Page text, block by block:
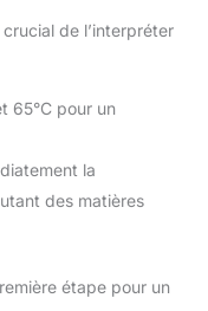
de l’interpréter
65°C pour un
la
des matières
étape pour un